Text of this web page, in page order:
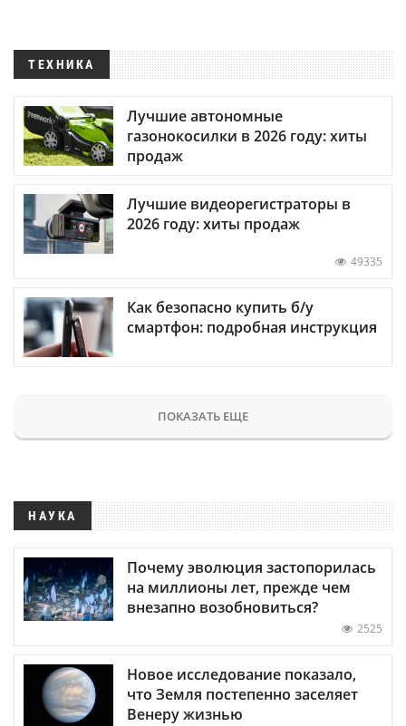
ТЕХНИКА
Лучшие автономные
газонокосилки в 2026 году: хиты
продаж
Лучшие видеорегистраторы в
2026 году: хиты продаж
49335
Как безопасно купить б/у
смартфон: подробная инструкция
ПОКАЗАТЬ ЕЩЕ
НАУКА
Почему эволюция застопорилась
на миллионы лет, прежде чем
внезапно возобновиться?
2525
Новое исследование показало,
что Земля постепенно заселяет
Венеру жизнью